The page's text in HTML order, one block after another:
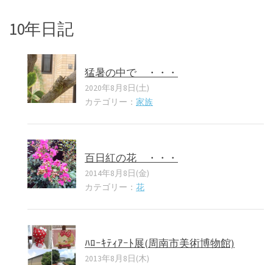
10年日記
猛暑の中で ・・・
2020年8月8日(土)
カテゴリー： 家族
百日紅の花 ・・・
2014年8月8日(金)
カテゴリー： 花
ﾊﾛｰｷﾃｨｱｰﾄ展(周南市美術博物館)
2013年8月8日(木)